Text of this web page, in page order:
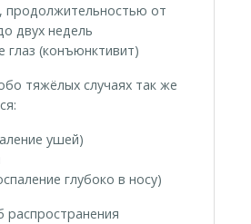
продолжительностью от
двух недель
глаз (конъюнктивит)
тяжёлых случаях так же
ушей)
глубоко в носу)
распространения